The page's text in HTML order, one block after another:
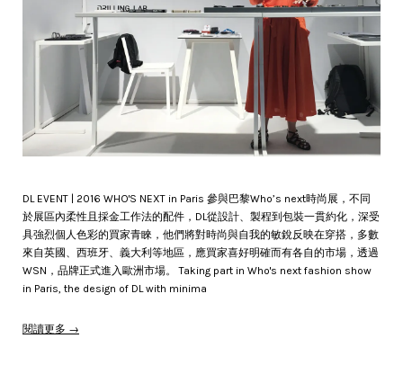
DL EVENT | 2016 WHO'S NEXT in Paris 參與巴黎Who’s next時尚展，不同
於展區內柔性且採金工作法的配件，DL從設計、製程到包裝一貫約化，深受
具強烈個人色彩的買家青睞，他們將對時尚與自我的敏銳反映在穿搭，多數
來自英國、西班牙、義大利等地區，應買家喜好明確而有各自的市場，透過
WSN，品牌正式進入歐洲市場。 Taking part in Who's next fashion show
in Paris, the design of DL with minima
閱讀更多 →